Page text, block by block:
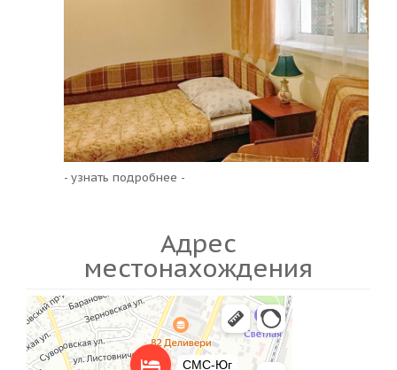
- узнать подробнее -
Адрес
местонахождения